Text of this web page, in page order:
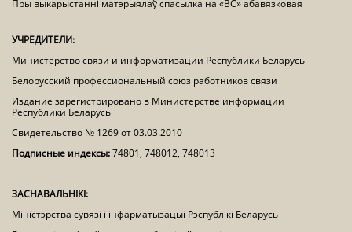
Пры выкарыстанні матэрыялаў спасылка на «ВС» абавязковая
УЧРЕДИТЕЛИ:
Министерство связи и информатизации Республики Беларусь
Белорусский профессиональный союз работников связи
Издание зарегистрировано в Министерстве информации
Республики Беларусь
Свидетельство № 1269 от 03.03.2010
Подписные индексы:74801, 748012, 748013
ЗАСНАВАЛЬНІКІ:
Міністэрства сувязі і інфарматызацыі Рэспублікі Беларусь